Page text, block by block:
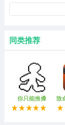
1、重点加强
2、帮助用户逐
3、训练内容
中动态目标。
4、目标会按
动态视觉敏锐
同类推荐
你只能推搡 致